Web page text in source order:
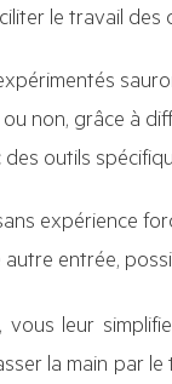
le travail
non, grâce à
outils
expérience
entrée,
vous leur
la main par